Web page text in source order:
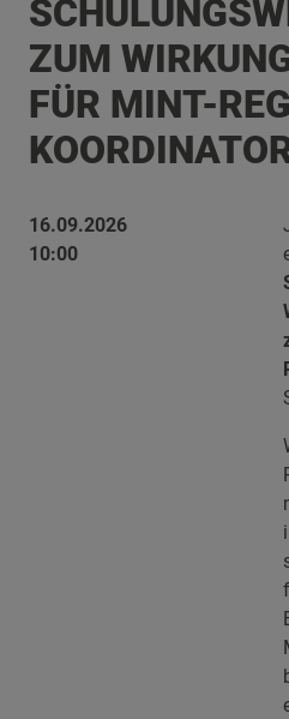
ZUM
FÜR MINT-
16.09.2026
10:00